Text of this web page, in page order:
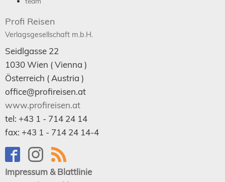
Profi Reisen
Verlagsgesellschaft m.b.H.
Seidlgasse 22
1030Wien ( Vienna )
Österreich ( Austria )
office@profireisen.at
www.profireisen.at
tel: +43 1 - 714 24 14
fax: +43 1 - 714 24 14-4
Impressum & Blattlinie